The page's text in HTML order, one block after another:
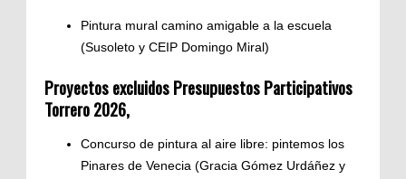
Pintura mural camino amigable a la escuela
(Susoleto y CEIP Domingo Miral)
Proyectos excluidosPresupuestos Participativos
Torrero 2026,
Concurso de pintura al aire libre: pintemos los
Pinares de Venecia (Gracia Gómez Urdáñez y